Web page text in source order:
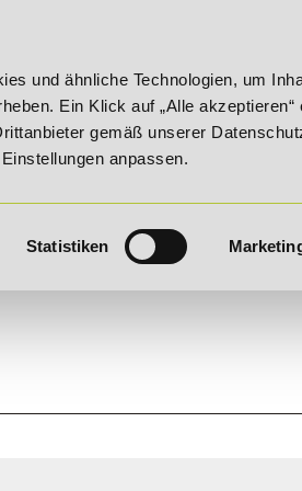
und ähnliche Technologien, um
Ein Klick auf „Alle akzeptieren“
gemäß unserer
anpassen.
Statistiken
- Bildungsroute! 20%